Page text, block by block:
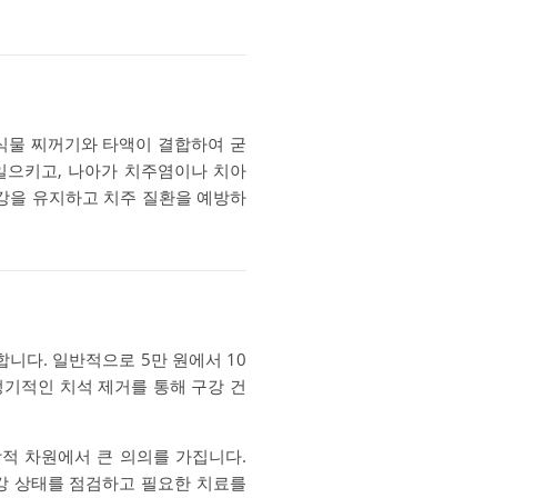
찌꺼기와 타액이 결합하여 굳
키고, 나아가 치주염이나 치아
을 유지하고 치주 질환을 예방하
니다. 일반적으로 5만 원에서 10
적인 치석 제거를 통해 구강 건
차원에서 큰 의의를 가집니다.
상태를 점검하고 필요한 치료를